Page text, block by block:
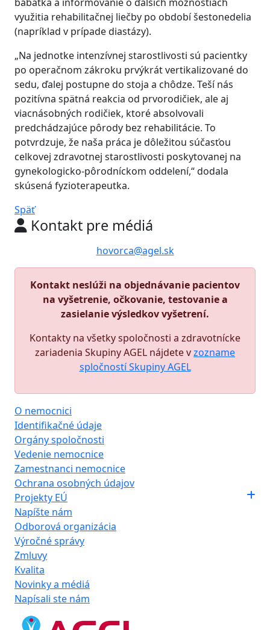
využitia rehabilitačnej liečby po období šestonedelia
(napríklad v prípade diastázy).
„Na jednotke intenzívnej starostlivosti sú pacientky
po operačnom zákroku prvýkrát vertikalizované do
sedu, ďalej postupne do stoja a chôdze. Teší nás
pozitívna spätná reakcia od prvorodičiek, ale aj
viacnásobných rodičiek, ktoré absolvovali
predchádzajúce pôrody bez rehabilitácie. To
potvrdzuje, že naša práca je dôležitou súčasťou
celkovej zdravotnej starostlivosti poskytovanej na
gynekologicko-pôrodníckom oddelení,“ dodala
skúsená fyzioterapeutka.
Späť
Kontakt pre médiá
hovorca@agel.sk
Kontakt neslúži na objednávanie pacientov
na vyšetrenie, očkovanie, testovanie a
zasielanie výsledkov vyšetrení.
Kontakty na všetky spoločnosti a zdravotnícke
zariadenia Skupiny AGEL nájdete vzozname
spločností Skupiny AGEL
O nemocnici
Identifikačné údaje
Orgány spoločnosti
Vedenie nemocnice
Zamestnanci nemocnice
Ochrana osobných údajov
Projekty EÚ
Napíšte nám
Odborová organizácia
Výročné správy
Zmluvy
Kvalita
Novinky a médiá
Napísali ste nám